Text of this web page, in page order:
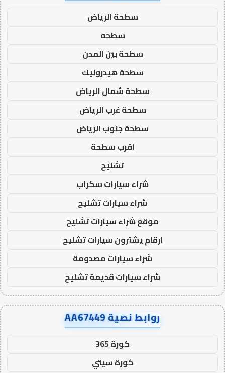
سطحة الرياض
سطحه
سطحة بين المدن
سطحة هيدروليك
سطحة شمال الرياض
سطحة غرب الرياض
سطحة جنوب الرياض
اقرب سطحة
تشليح
شراء سيارات سكراب
شراء سيارات تشليح
موقع شراء سيارات تشليح
ارقام يشترون سيارات تشليح
شراء سيارات مصدومة
شراء سيارات قديمة تشليح
روابط نصية AA67449
كورة 365
كورة سيتي